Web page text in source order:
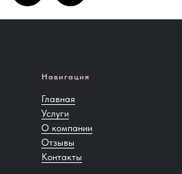
Навигация
Главная
Услуги
О компании
Отзывы
Контакты